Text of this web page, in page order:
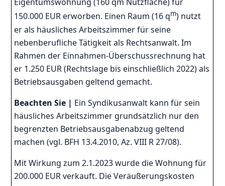
Eigentumswohnung (160 qm Nutzfläche) für
150.000 EUR erworben. Einen Raum (16 qm) nutzt
er als häusliches Arbeitszimmer für seine
nebenberufliche Tätigkeit als Rechtsanwalt. Im
Rahmen der Einnahmen-Überschussrechnung hat
er 1.250 EUR (Rechtslage bis einschließlich 2022) als
Betriebsausgaben geltend gemacht.
Beachten Sie | Ein Syndikusanwalt kann für sein
häusliches Arbeitszimmer grundsätzlich nur den
begrenzten Betriebsausgabenabzug geltend
machen (vgl. BFH 13.4.2010, Az. VIII R 27/08).
Mit Wirkung zum 2.1.2023 wurde die Wohnung für
200.000 EUR verkauft. Die Veräußerungskosten